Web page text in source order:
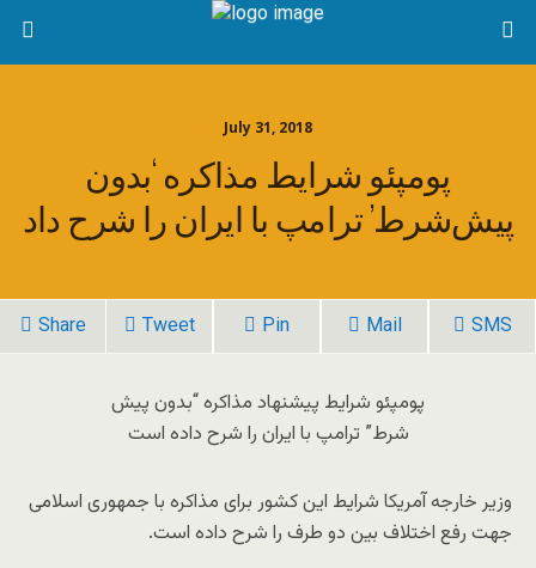
July 31, 2018
پومپئو شرایط مذاکره ‘بدون
پیش‌شرط’ ترامپ با ایران را شرح داد
Share Tweet Pin Mail SMS
پومپئو شرایط پیشنهاد مذاکره “بدون پیش
شرط” ترامپ با ایران را شرح داده است
وزیر خارجه آمریکا شرایط این کشور برای مذاکره با جمهوری اسلامی
جهت رفع اختلاف بین دو طرف را شرح داده است.